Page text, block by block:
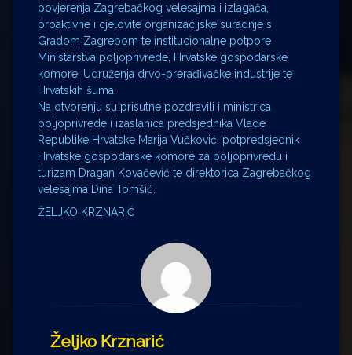
povjerenja Zagrebačkog velesajma i izlagača,
proaktivne i cjelovite organizacijske suradnje s
Gradom Zagrebom te institucionalne potpore
Ministarstva poljoprivrede, Hrvatske gospodarske
komore, Udruženja drvo-prerađivačke industrije te
Hrvatskih šuma.
Na otvorenju su prisutne pozdravili i ministrica
poljoprivrede i izaslanica predsjednika Vlade
Republike Hrvatske Marija Vučković, potpredsjednik
Hrvatske gospodarske komore za poljoprivredu i
turizam Dragan Kovačević te direktorica Zagrebačkog
velesajma Dina Tomšić.
ŽELJKO KRZNARIĆ
Željko Krznarić